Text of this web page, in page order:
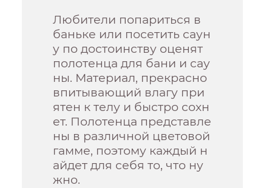
Любители попариться в
баньке или посетить саун
у по достоинству оценят
полотенца для бани и сау
ны. Материал, прекрасно
впитывающий влагу при
ятен к телу и быстро сохн
ет. Полотенца представле
ны в различной цветовой
гамме, поэтому каждый н
айдет для себя то, что ну
жно.